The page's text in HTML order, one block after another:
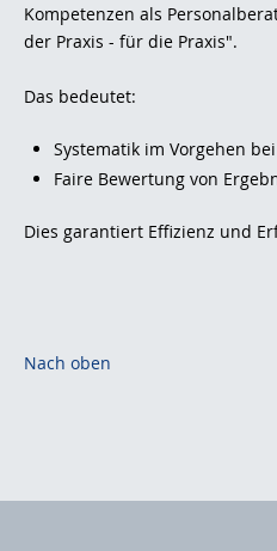
Kompetenzen als
der Praxis - für die Praxis".
Das bedeutet:
Systematik im Vorgehen
Faire Bewertung von
Dies garantiert Effizienz und
Nach oben